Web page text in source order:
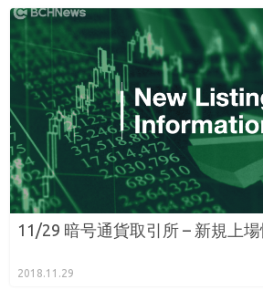
11/29 暗号通貨取引所 – 新規上
2018.11.29